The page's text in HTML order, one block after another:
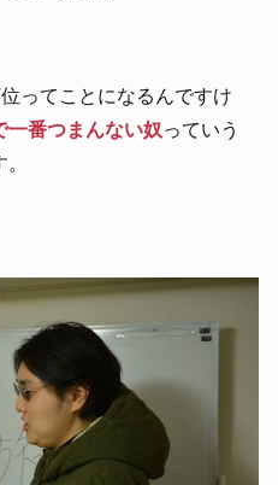
ってことになるんですけ
一番つまんない奴っていう